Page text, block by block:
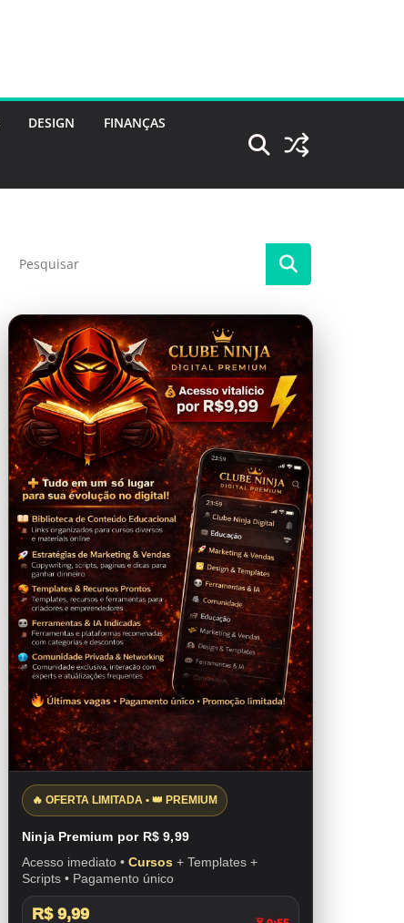
DESIGN FINANÇAS
🔥 OFERTA LIMITADA • 👑 PREMIUM
Ninja Premium por R$ 9,99
Acesso imediato • Cursos + Templates +
Scripts • Pagamento único
R$ 9,99